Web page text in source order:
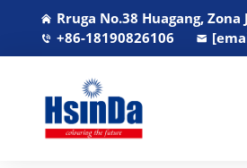
Rruga No.38 Huagang,
+86-18190826106